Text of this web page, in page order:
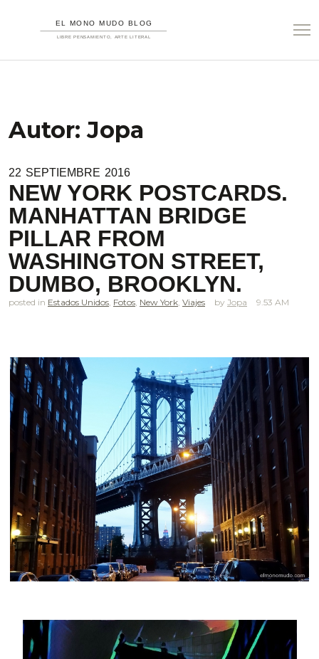
Autor:Jopa
22 SEPTIEMBRE 2016
NEW YORK POSTCARDS.
MANHATTAN BRIDGE
PILLAR FROM
WASHINGTON STREET,
DUMBO, BROOKLYN.
posted in Estados Unidos Fotos New York Viajes Jopa 9.53 AM